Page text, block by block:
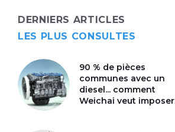
DERNIERS ARTICLES
LES PLUS CONSULTES
90 % de pièces
communes avec un
diesel... comment
Weichai veut imposer